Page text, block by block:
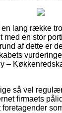
en lang række
med en stor
af dette er
–
så vel
firmaets